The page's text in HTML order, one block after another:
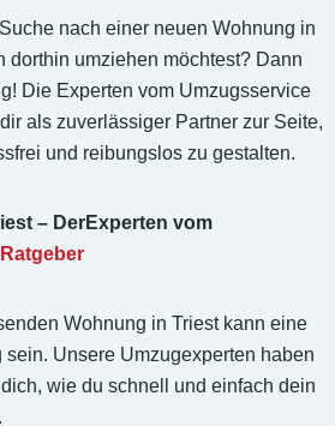
nach einer neuen Wohnung in
dorthin umziehen möchtest? Dann
Die Experten vom Umzugsservice
als zuverlässiger Partner zur Seite,
und reibungslos zu gestalten.
– DerExperten vom
Ratgeber
Wohnung in Triest kann eine
Unsere Umzugexperten haben
wie du schnell und einfach dein